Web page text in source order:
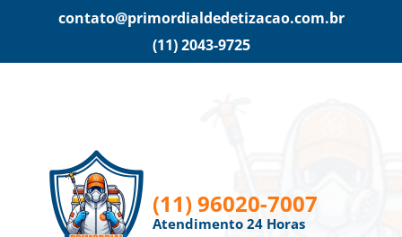
contato@primordialdedetizacao.com.br
(11) 2043-9725
(11) 96020-7007
Atendimento 24 Horas